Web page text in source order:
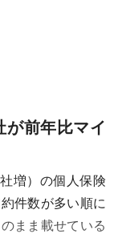
が前年比マイ
増）の個人保険
件数が多い順に
まま載せている